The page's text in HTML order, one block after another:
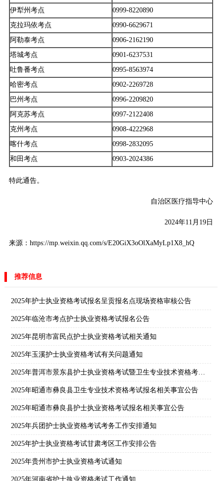
伊犁州考点
0999-8220890
克拉玛依考点
0990-6629671
阿勒泰考点
0906-2162190
塔城考点
0901-6237531
吐鲁番考点
0995-8563974
哈密考点
0902-2269728
巴州考点
0996-2209820
阿克苏考点
0997-2122408
克州考点
0908-4222968
喀什考点
0998-2832095
和田考点
0903-2024386
特此通告。
自治区医疗指导中心
2024年11月19日
来源：https://mp.weixin.qq.com/s/E20GiX3oOlXaMyLp1X8_hQ
推荐信息
2025年护士执业资格考试报名呈贡报名点现场资格审核公告
2025年临沧市考点护士执业资格考试报名公告
2025年昆明市富民点护士执业资格考试相关通知
2025年玉溪护士执业资格考试有关问题通知
2025年普洱市景东县护士执业资格考试暨卫生专业技术资格考试报名公告
2025年昭通市彝良县卫生专业技术资格考试报名相关事宜公告
2025年昭通市彝良县护士执业资格考试报名相关事宜公告
2025年兵团护士执业资格考试考务工作安排通知
2025年护士执业资格考试甘肃考区工作安排公告
2025年贵州市护士执业资格考试通知
2025年河南省护士执业资格考试工作通知